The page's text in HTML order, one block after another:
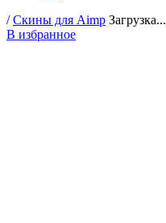
/Скины для Aimp Загрузка...
В избранное